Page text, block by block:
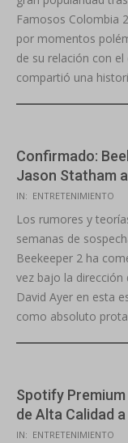
Famosos Colombia
por momentos
de su relación con
compartió una
Confirmado:
Jason Statham
2025-
10-
01
IN: ENTRETENIMIENTO
Los rumores y
semanas de
Beekeeper 2 ha
vez bajo la
David Ayer en esta
como absoluto
Spotify
de Alta Calidad
2025-
IN: ENTRETENIMIENTO